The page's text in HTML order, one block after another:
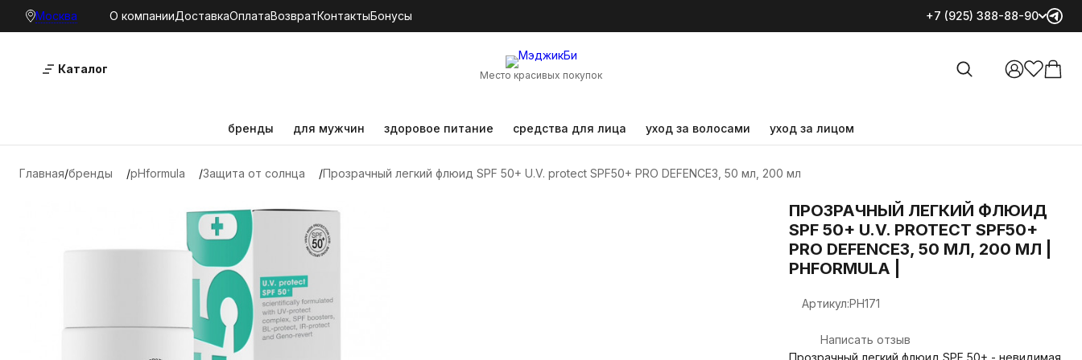
Москва О компанииДоставкаОплатаВозвратКонтактыБонусы +7 (925) 388-88-90
Каталог Место красивых покупок
уход за лицом
бренды для мужчин здоровое питание средства для лица уход за волосами уход за лицом
уход за волосами
Главная бренды pHformula Защита от солнца Прозрачный легкий флюид SPF 50+ U.V. protect SPF50+ PRO DEFENCE3, 50 мл, 200 мл
ПРОЗРАЧНЫЙ ЛЕГКИЙ ФЛЮИД
SPF 50+ U.V. PROTECT SPF50+
PRO DEFENCE3, 50 МЛ, 200 МЛ |
PHFORMULA |
Артикул:PH171
Написать отзыв
Прозрачный легкий флюид SPF 50+ - невидимая